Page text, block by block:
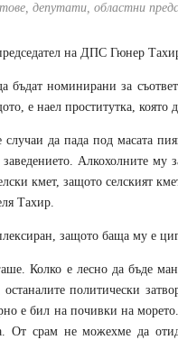
депутати, областни
на ДПС Гюнер Тахир
бъдат номинирани за
е наел проститутка, която
да пада под масата
Алкохолните
кмет, защото селският
Тахир.
защото баща му е
Колко е лесно да бъде
политически
е бил на почивки на
От срам не можехме да